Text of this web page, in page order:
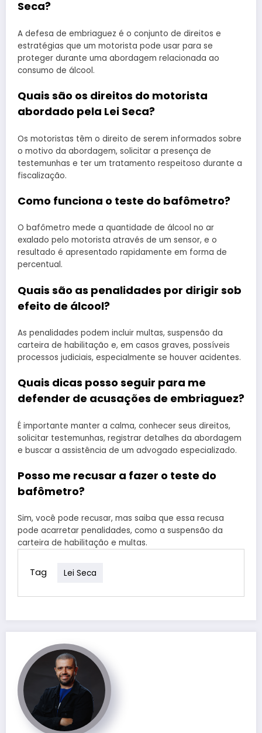
Seca?
A defesa de embriaguez é o conjunto de direitos e
estratégias que um motorista pode usar para se
proteger durante uma abordagem relacionada ao
consumo de álcool.
Quais são os direitos do motorista
abordado pela Lei Seca?
Os motoristas têm o direito de serem informados sobre
o motivo da abordagem, solicitar a presença de
testemunhas e ter um tratamento respeitoso durante a
fiscalização.
Como funciona o teste do bafômetro?
O bafômetro mede a quantidade de álcool no ar
exalado pelo motorista através de um sensor, e o
resultado é apresentado rapidamente em forma de
percentual.
Quais são as penalidades por dirigir sob
efeito de álcool?
As penalidades podem incluir multas, suspensão da
carteira de habilitação e, em casos graves, possíveis
processos judiciais, especialmente se houver acidentes.
Quais dicas posso seguir para me
defender de acusações de embriaguez?
É importante manter a calma, conhecer seus direitos,
solicitar testemunhas, registrar detalhes da abordagem
e buscar a assistência de um advogado especializado.
Posso me recusar a fazer o teste do
bafômetro?
Sim, você pode recusar, mas saiba que essa recusa
pode acarretar penalidades, como a suspensão da
carteira de habilitação e multas.
Tag Lei Seca